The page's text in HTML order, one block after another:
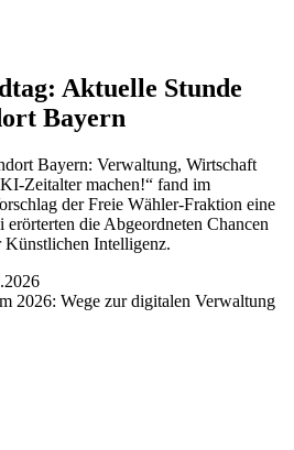
Aktuelle Stunde
Bayern
Bayern: Verwaltung, Wirtschaft
Zeitalter machen!“ fand im
der Freie Wähler-Fraktion eine
die Abgeordneten Chancen
Künstlichen Intelligenz.
2026: Wege zur digitalen Verwaltung